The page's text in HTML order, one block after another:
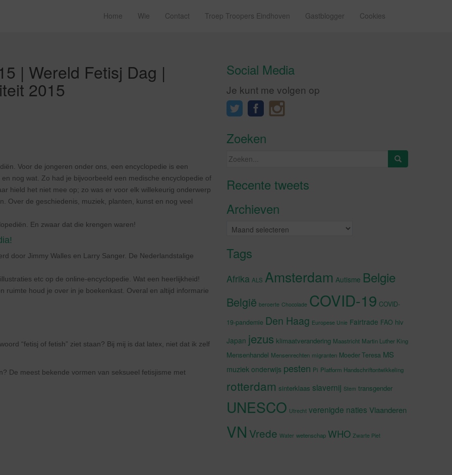
Home Wie Contact Troep Troopers Eindhoven Gastblogger Cookies
| Wereld Fetisj Dag |
2015
Voor de jongeren onder ons, een encyclopedie is een
nog wat. Zo had je bijvoorbeeld een medische encyclopedie of
hield het niet mee op; zo was er voor elk willekeurig onderwerp
Over de geschiedenis, muziek, planten, kunst en nog veel
En zwaar dat die krengen waren!
door Jimmy Walles en Larry Sanger. De Nederlandstalige
etc op de online-encyclopedie. Wat een heerlijkheid!
ruimte houd je over in je boekenkast. Overal en altijd informarie
“fetisj of fetish” ziet staan? Bij mij is dat latex, niet dat ik zelf
De meest bekende vormen van seksueel fetisjisme met
Social Media
Je kunt me volgen op
Zoeken
Zoeken
Recente tweetsKlik om marketing cookies te
Archieven
Archieven
Tags
Afrika ALS Amsterdam Autisme Belgie
België beroerte Chocolade COVID-19 COVID-
19-pandemie Den Haag Europese Unie Fairtrade FAO hiv
Japan jezus klimaatverandering Maastricht Martin Luther King
Mensenhandel Mensenrechten migranten Moeder Teresa MS
muziek onderwijs pesten Pi Platform Handschriftontwikkeling
rotterdam sinterklaas slavernij Stem transgender
UNESCO Utrecht verenigde naties Vlaanderen
VN Vrede Water wetenschap WHO Zwarte Piet